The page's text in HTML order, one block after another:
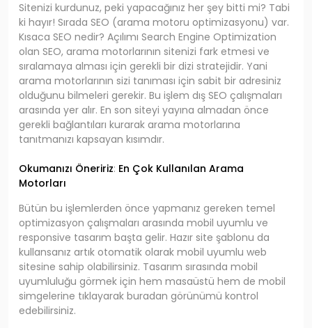
Sitenizi kurdunuz, peki yapacağınız her şey bitti mi? Tabi
ki hayır! Sırada SEO (arama motoru optimizasyonu) var.
Kısaca SEO nedir? Açılımı Search Engine Optimization
olan SEO, arama motorlarının sitenizi fark etmesi ve
sıralamaya alması için gerekli bir dizi stratejidir. Yani
arama motorlarının sizi tanıması için sabit bir adresiniz
olduğunu bilmeleri gerekir. Bu işlem dış SEO çalışmaları
arasında yer alır. En son siteyi yayına almadan önce
gerekli bağlantıları kurarak arama motorlarına
tanıtmanızı kapsayan kısımdır.
Okumanızı Öneririz: En Çok Kullanılan Arama
Motorları
Bütün bu işlemlerden önce yapmanız gereken temel
optimizasyon çalışmaları arasında mobil uyumlu ve
responsive tasarım başta gelir. Hazır site şablonu da
kullansanız artık otomatik olarak mobil uyumlu web
sitesine sahip olabilirsiniz. Tasarım sırasında mobil
uyumluluğu görmek için hem masaüstü hem de mobil
simgelerine tıklayarak buradan görünümü kontrol
edebilirsiniz.